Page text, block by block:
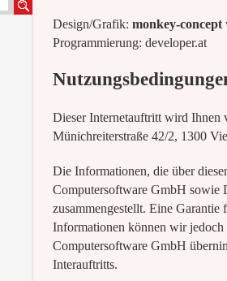
Design/Grafik: monkey-concept
Programmierung: developer.at
Dieser Internetauftritt wird Ihnen
Münichreiterstraße 42/2, 1300
Die Informationen, die über
Computersoftware GmbH sowie
zusammengestellt. Eine
Informationen können wir
Computersoftware GmbH
Interauftritts.